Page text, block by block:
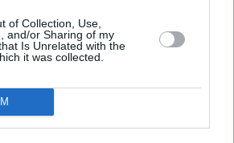
of Collection, Use,
and/or Sharing of my
Is Unrelated with the
it was collected.